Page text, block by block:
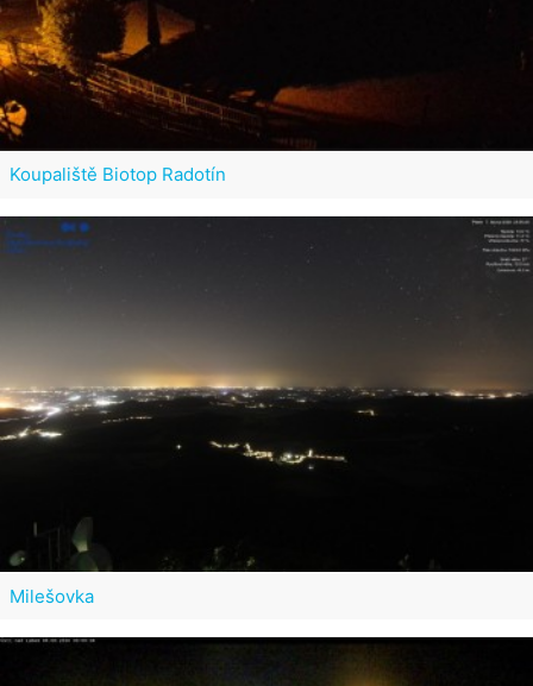
Koupaliště Biotop Radotín
Milešovka